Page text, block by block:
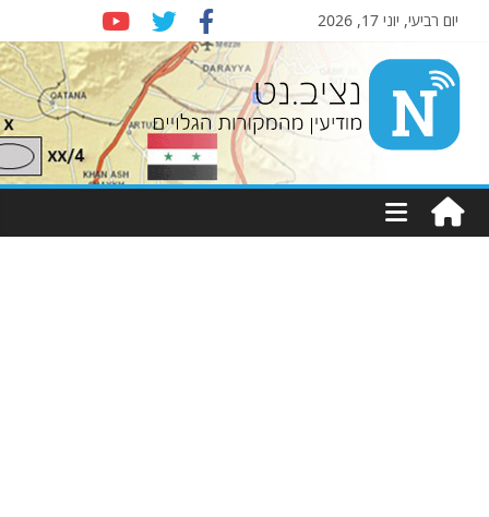
יום רביעי, יוני 17, 2026
Nziv.net
מודיעין
מהמקורות